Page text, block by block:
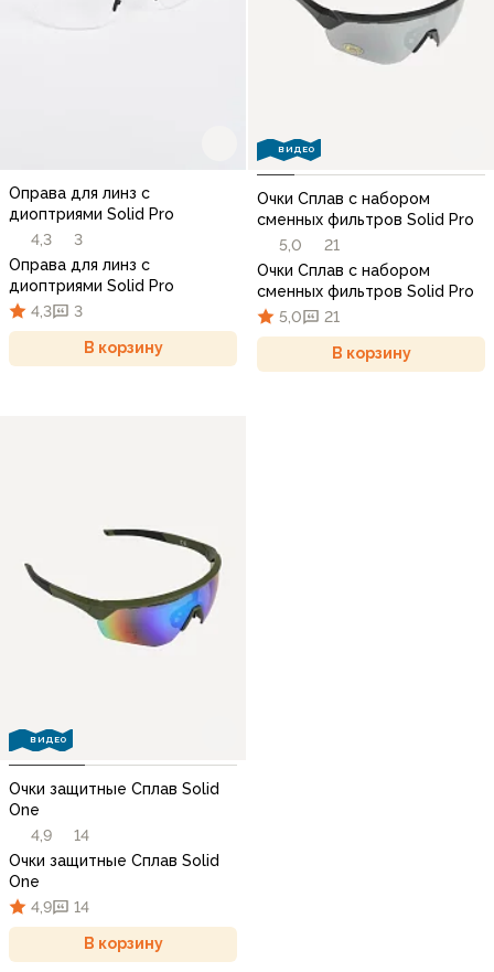
Оправа для линз с
диоптриями Solid Pro
4,3
3
Оправа для линз с
диоптриями Solid Pro
4,3
3
В корзину
ВИДЕО
Очки Сплав с набором
сменных фильтров Solid Pro
5,0
21
Очки Сплав с набором
сменных фильтров Solid Pro
5,0
21
В корзину
ВИДЕО
Очки защитные Сплав Solid
One
4,9
14
Очки защитные Сплав Solid
One
4,9
14
В корзину